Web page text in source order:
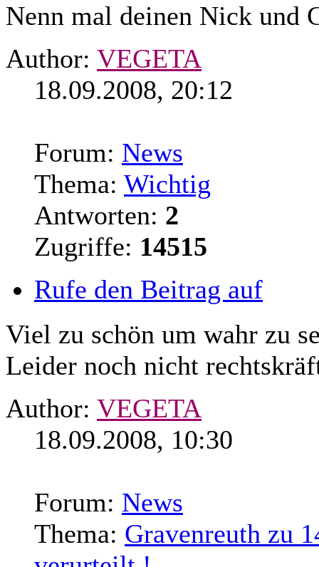
Nenn mal deinen Nick und
Author: VEGETA
18.09.2008, 20:12
Forum: News
Thema: Wichtig
Antworten: 2
Zugriffe: 14515
Rufe den Beitrag auf
Viel zu schön um wahr zu
Leider noch nicht
Author: VEGETA
18.09.2008, 10:30
Forum: News
Thema: Gravenreuth zu